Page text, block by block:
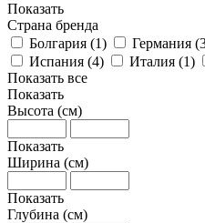
Показать
Страна бренда
Болгария (1) Германия (
Испания (4) Италия (1)
Показать все
Показать
Высота (см)
Показать
Ширина (см)
Показать
Глубина (см)